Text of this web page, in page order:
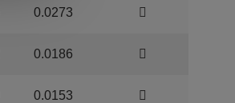
0.0273
0.0186
0.0153